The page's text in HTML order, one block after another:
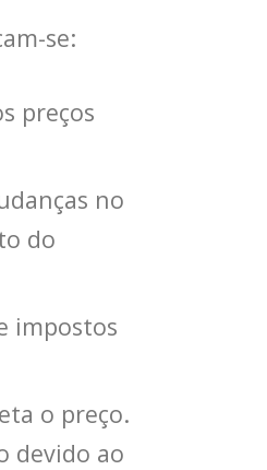
se:
preços
no
do
impostos
o preço.
devido ao